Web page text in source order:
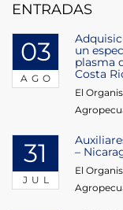
entradas
ENTRADAS
03
AGO
un
plasma
Costa
El
31
JUL
–
El